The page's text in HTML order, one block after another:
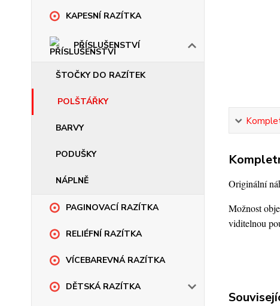
KAPESNÍ RAZÍTKA
PŘÍSLUŠENSTVÍ
ŠTOČKY DO RAZÍTEK
POLŠTÁŘKY
BARVY
PODUŠKY
NÁPLNĚ
PAGINOVACÍ RAZÍTKA
RELIÉFNÍ RAZÍTKA
VÍCEBAREVNÁ RAZÍTKA
DĚTSKÁ RAZÍTKA
Originální
Možnost
viditelnou